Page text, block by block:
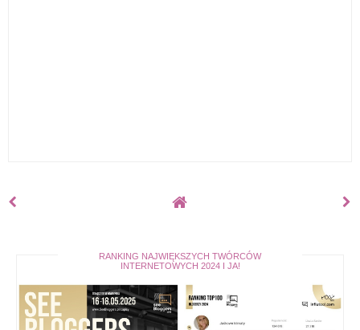
RANKING NAJWIĘKSZYCH TWÓRCÓW
INTERNETOWYCH 2024 I JA!